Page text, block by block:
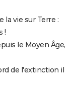
la vie sur Terre :
!
le Moyen Âge,
de l'extinction il